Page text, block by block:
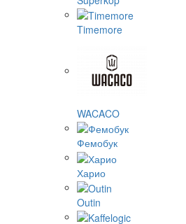
Timemore
WACACO
Фемобук
Харио
Outin